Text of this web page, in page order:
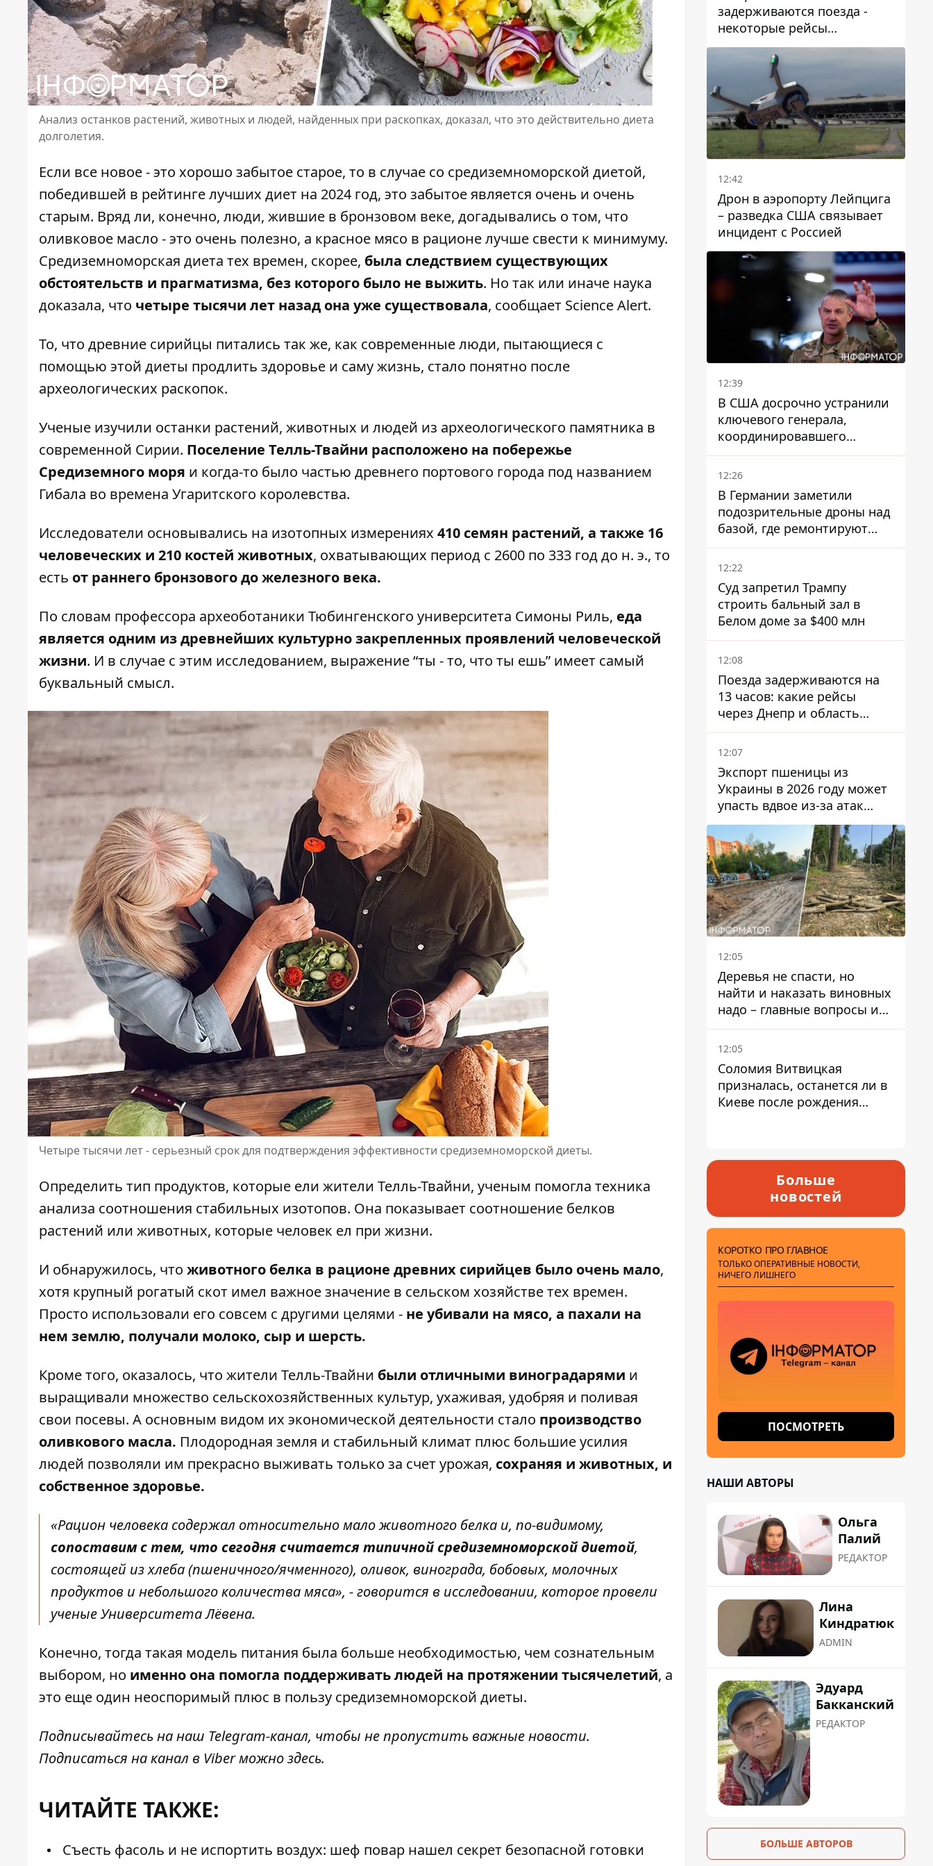
Анализ останков растений, животных и людей, найденных при раскопках, доказал, что это действительно диета
долголетия.
Если все новое - это хорошо забытое старое, то в случае со средиземноморской диетой,
победившей в рейтингелучших диет на 2024 год, это забытое является очень и очень
старым. Вряд ли, конечно, люди, жившие в бронзовом веке, догадывались о том, что
оливковое масло - это очень полезно, а красное мясо в рационе лучше свести к минимуму.
Средиземноморская диета тех времен, скорее, была следствием существующих
обстоятельств и прагматизма, без которого было не выжить. Но так или иначе наука
доказала, что четыре тысячи лет назад она уже существовала, сообщает Science Alert.
То, что древние сирийцы питались так же, как современные люди, пытающиеся с
помощью этой диеты продлить здоровье и саму жизнь, стало понятно после
археологических раскопок.
Ученые изучили останки растений, животных и людей из археологического памятника в
современной Сирии. Поселение Телль-Твайни расположено на побережье
Средиземного моря и когда-то было частью древнего портового города под названием
Гибала во времена Угаритского королевства.
Исследователи основывались на изотопных измерениях 410 семян растений, а также 16
человеческих и 210 костей животных, охватывающих период с 2600 по 333 год до н. э., то
есть от раннего бронзового до железного века.
По словам профессора археоботаники Тюбингенского университета Симоны Риль, еда
является одним из древнейших культурно закрепленных проявлений человеческой
жизни. И в случае с этим исследованием, выражение “ты - то, что ты ешь” имеет самый
буквальный смысл.
Четыре тысячи лет - серьезный срок для подтверждения эффективности средиземноморской диеты.
Определить тип продуктов, которые ели жители Телль-Твайни, ученым помогла техника
анализа соотношения стабильных изотопов. Она показывает соотношение белков
растений или животных, которые человек ел при жизни.
И обнаружилось, что животного белка в рационе древних сирийцев было очень мало,
хотя крупный рогатый скот имел важное значение в сельском хозяйстве тех времен.
Просто использовали его совсем с другими целями - не убивали на мясо, а пахали на
нем землю, получали молоко, сыр и шерсть.
Кроме того, оказалось, что жители Телль-Твайни были отличными виноградарями и
выращивали множество сельскохозяйственных культур, ухаживая, удобряя и поливая
свои посевы. А основным видом их экономической деятельности стало производство
оливкового масла. Плодородная земля и стабильный климат плюс большие усилия
людей позволяли им прекрасно выживать только за счет урожая, сохраняя и животных, и
собственное здоровье.
«Рацион человека содержал относительно мало животного белка и, по-видимому,
сопоставим с тем, что сегодня считается типичной средиземноморской диетой,
состоящей из хлеба (пшеничного/ячменного), оливок, винограда, бобовых, молочных
продуктов и небольшого количества мяса», - говорится в исследовании, которое провели
ученые Университета Лёвена.
Конечно, тогда такая модель питания была больше необходимостью, чем сознательным
выбором, но именно она помогла поддерживать людей на протяжении тысячелетий, а
это еще один неоспоримый плюс в пользу средиземноморской диеты.
Подписывайтесь на наш Telegram-канал, чтобы не пропустить важные новости.
Подписаться на канал в Viber можноздесь.
ЧИТАЙТЕ ТАКЖЕ:
Съесть фасоль и не испортить воздух: шеф повар нашел секрет безопасной готовки
задерживаются поезда -
некоторые рейсы
опаздывают более чем на
12 часов
12:42
Дрон в аэропорту Лейпцига
– разведка США связывает
инцидент с Россией
12:39
В США досрочно устранили
ключевого генерала,
координировавшего
поддержку Украины -
причину умалчивают
12:26
В Германии заметили
подозрительные дроны над
базой, где ремонтируют
Patriot - СМИ
12:22
Суд запретил Трампу
строить бальный зал в
Белом доме за $400 млн
12:08
Поезда задерживаются на
13 часов: какие рейсы
через Днепр и область
выбились из графика
12:07
Экспорт пшеницы из
Украины в 2026 году может
упасть вдвое из-за атак
россиян по портам
12:05
Деревья не спасти, но
найти и наказать виновных
надо – главные вопросы и
выводы из конфликта на
Теремках
12:05
Соломия Витвицкая
призналась, останется ли в
Киеве после рождения
Больше
новостей
КОРОТКО ПРО ГЛАВНОЕ
ТОЛЬКО ОПЕРАТИВНЫЕ НОВОСТИ,
НИЧЕГО ЛИШНЕГО
ПОСМОТРЕТЬ
НАШИ АВТОРЫ
Ольга
Палий
РЕДАКТОР
Лина
Киндратюк
ADMIN
Эдуард
Бакканский
РЕДАКТОР
БОЛЬШЕ АВТОРОВ